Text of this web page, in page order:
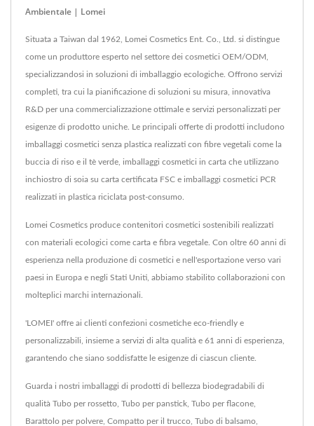
Ambientale | Lomei
Situata a Taiwan dal 1962, Lomei Cosmetics Ent. Co., Ltd. si distingue
come un produttore esperto nel settore dei cosmetici OEM/ODM,
specializzandosi in soluzioni di imballaggio ecologiche. Offrono servizi
completi, tra cui la pianificazione di soluzioni su misura, innovativa
R&D per una commercializzazione ottimale e servizi personalizzati per
esigenze di prodotto uniche. Le principali offerte di prodotti includono
imballaggi cosmetici senza plastica realizzati con fibre vegetali come la
buccia di riso e il tè verde, imballaggi cosmetici in carta che utilizzano
inchiostro di soia su carta certificata FSC e imballaggi cosmetici PCR
realizzati in plastica riciclata post-consumo.
Lomei Cosmetics produce contenitori cosmetici sostenibili realizzati
con materiali ecologici come carta e fibra vegetale. Con oltre 60 anni di
esperienza nella produzione di cosmetici e nell'esportazione verso vari
paesi in Europa e negli Stati Uniti, abbiamo stabilito collaborazioni con
molteplici marchi internazionali.
'LOMEI' offre ai clienti confezioni cosmetiche eco-friendly e
personalizzabili, insieme a servizi di alta qualità e 61 anni di esperienza,
garantendo che siano soddisfatte le esigenze di ciascun cliente.
Guarda i nostri imballaggi di prodotti di bellezza biodegradabili di
qualità Tubo per rossetto Tubo per panstick Tubo per flacone
Barattolo per polvere Compatto per il trucco Tubo di balsamo